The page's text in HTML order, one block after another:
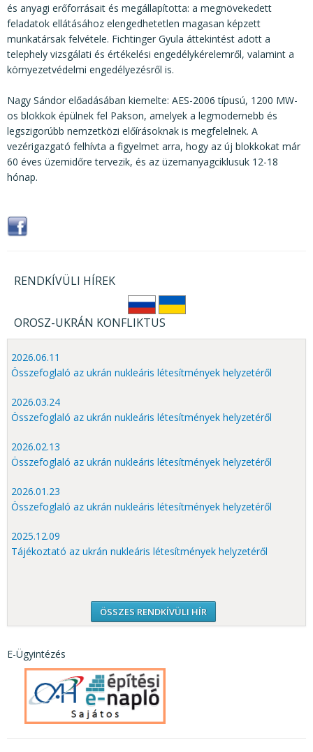
és anyagi erőforrásait és megállapította: a megnövekedett
feladatok ellátásához elengedhetetlen magasan képzett
munkatársak felvétele. Fichtinger Gyula áttekintést adott a
telephely vizsgálati és értékelési engedélykérelemről, valamint a
környezetvédelmi engedélyezésről is.
Nagy Sándor előadásában kiemelte: AES-2006 típusú, 1200 MW-
os blokkok épülnek fel Pakson, amelyek a legmodernebb és
legszigorúbb nemzetközi előírásoknak is megfelelnek. A
vezérigazgató felhívta a figyelmet arra, hogy az új blokkokat már
60 éves üzemidőre tervezik, és az üzemanyagciklusuk 12-18
hónap.
RENDKÍVÜLI HÍREK
OROSZ-UKRÁN KONFLIKTUS
2026.06.11
Összefoglaló az ukrán nukleáris létesítmények helyzetéről
2026.03.24
Összefoglaló az ukrán nukleáris létesítmények helyzetéről
2026.02.13
Összefoglaló az ukrán nukleáris létesítmények helyzetéről
2026.01.23
Összefoglaló az ukrán nukleáris létesítmények helyzetéről
2025.12.09
Tájékoztató az ukrán nukleáris létesítmények helyzetéről
ÖSSZES RENDKÍVÜLI HÍR
E-Ügyintézés